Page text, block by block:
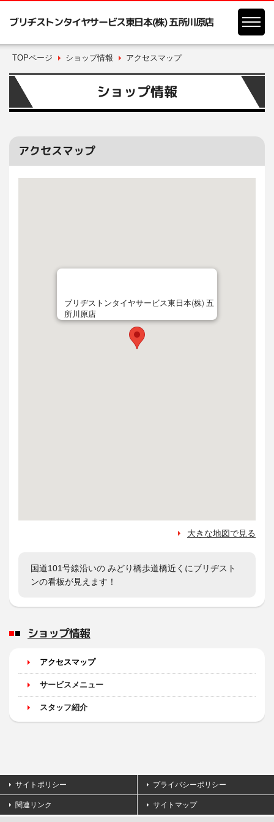
ブリヂストンタイヤサービス東日本(株) 五所川原店
TOPページ ショップ情報 アクセスマップ
ショップ情報
アクセスマップ
ブリヂストンタイヤサービス東日本(株) 五
所川原店
大きな地図で見る
国道101号線沿いの みどり橋歩道橋近くにブリヂスト
ンの看板が見えます！
ショップ情報
アクセスマップ
サービスメニュー
スタッフ紹介
サイトポリシー プライバシーポリシー
関連リンク サイトマップ